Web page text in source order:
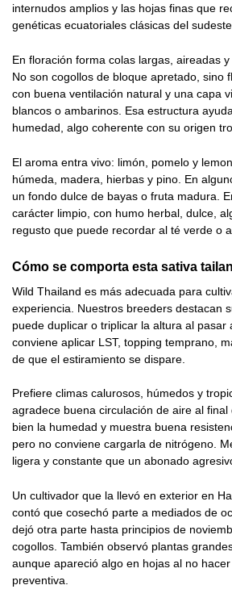
internudos amplios y las hojas finas que
genéticas ecuatoriales clásicas del
En floración forma colas largas, aireadas y
No son cogollos de bloque apretado, sino
con buena ventilación natural y una capa
blancos o ambarinos. Esa estructura
humedad, algo coherente con su origen
El aroma entra vivo: limón, pomelo y
húmeda, madera, hierbas y pino. En
un fondo dulce de bayas o fruta madura.
carácter limpio, con humo herbal, dulce,
regusto que puede recordar al té verde o
Cómo se comporta esta sativa
Wild Thailand es más adecuada para
experiencia. Nuestros breeders destacan
puede duplicar o triplicar la altura al pasar
conviene aplicar LST, topping temprano,
de que el estiramiento se dispare.
Prefiere climas calurosos, húmedos y
agradece buena circulación de aire al final
bien la humedad y muestra buena
pero no conviene cargarla de nitrógeno.
ligera y constante que un abonado
Un cultivador que la llevó en exterior en
contó que cosechó parte a mediados de
dejó otra parte hasta principios de
cogollos. También observó plantas
aunque apareció algo en hojas al no
preventiva.